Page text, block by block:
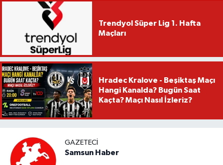
Trendyol Süper Lig 1. Hafta
Maçları
Hradec Kralove - Beşiktaş Maçı
Hangi Kanalda? Bugün Saat
Kaçta? Maçı Nasıl İzleriz?
GAZETECI
Samsun Haber